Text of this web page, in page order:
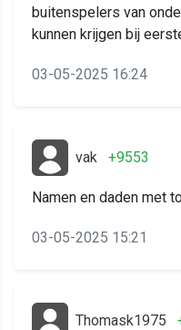
buitenspelers van
kunnen krijgen bij
03-05-2025 16:24
vak +9553
Namen en daden met
03-05-2025 15:21
Thomask1975